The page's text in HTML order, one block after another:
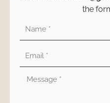
the
Nombre
Correo
Mensaje